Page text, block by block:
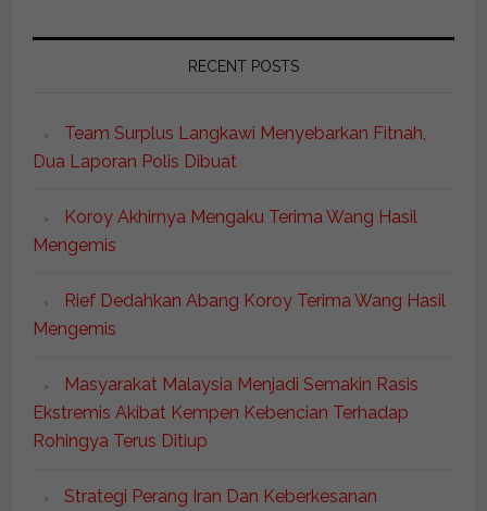
RECENT POSTS
Team Surplus Langkawi Menyebarkan Fitnah,
Dua Laporan Polis Dibuat
Koroy Akhirnya Mengaku Terima Wang Hasil
Mengemis
Rief Dedahkan Abang Koroy Terima Wang Hasil
Mengemis
Masyarakat Malaysia Menjadi Semakin Rasis
Ekstremis Akibat Kempen Kebencian Terhadap
Rohingya Terus Ditiup
Strategi Perang Iran Dan Keberkesanan